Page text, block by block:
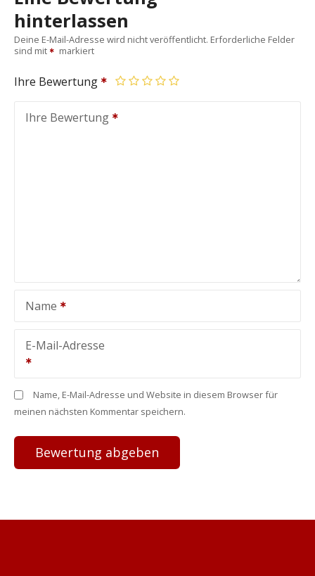
hinterlassen
Deine E-Mail-Adresse wird nicht veröffentlicht. Erforderliche Felder
sind mit
markiert
Ihre Bewertung
Ihre Bewertung
Name
E-Mail-Adresse
Name, E-Mail-Adresse und Website in diesem Browser für
meinen nächsten Kommentar speichern.